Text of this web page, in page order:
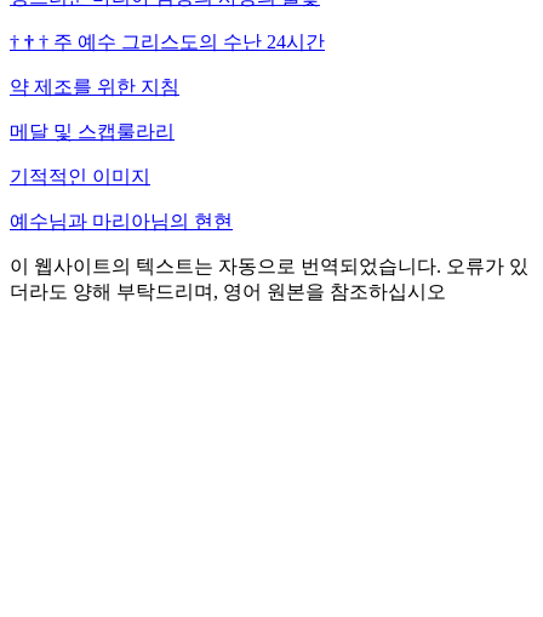
† † † 주 예수 그리스도의 수난 24시간
약 제조를 위한 지침
메달 및 스캡룰라리
기적적인 이미지
예수님과 마리아님의 현현
이 웹사이트의 텍스트는 자동으로 번역되었습니다. 오류가 있
더라도 양해 부탁드리며, 영어 원본을 참조하십시오